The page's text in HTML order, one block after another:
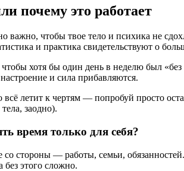
почему это работает
важно, чтобы твое тело и психика не
и практика свидетельствуют о
хотя бы один день в неделю был
и сила прибавляются.
всё летит к чертям — попробуй просто
заодно).
время только для себя?
со стороны — работы, семьи,
без этого сложно.